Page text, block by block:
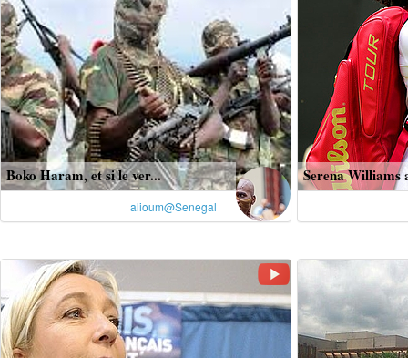
Boko Haram, et si le ver...
alioum@Senegal
Serena Williams